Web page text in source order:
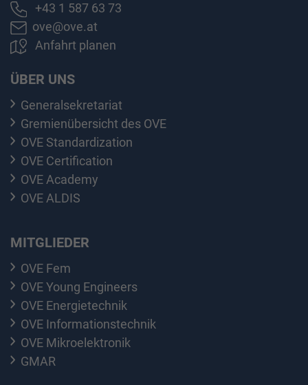
+43 1 587 63 73
ove@ove.at
Anfahrt planen
ÜBER UNS
Generalsekretariat
Gremienübersicht des OVE
OVE Standardization
OVE Certification
OVE Academy
OVE ALDIS
MITGLIEDER
OVE Fem
OVE Young Engineers
OVE Energietechnik
OVE Informationstechnik
OVE Mikroelektronik
GMAR